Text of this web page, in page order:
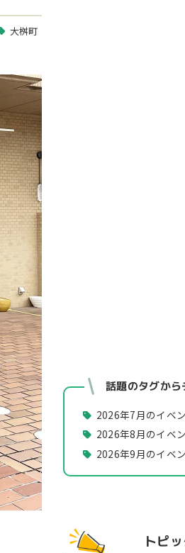
大桝町
話題のタグから
2026年7月のイベ
2026年8月のイベ
2026年9月のイベ
トピ